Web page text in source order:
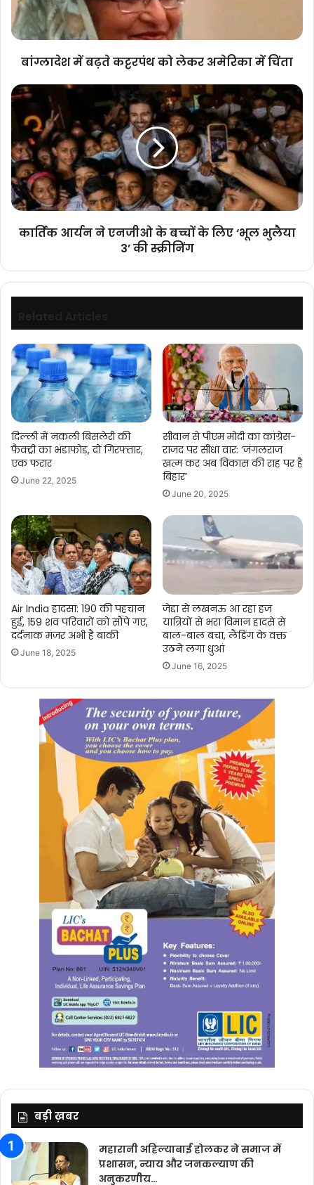
अमेरिका
में
चिंता
बांग्लादेश में बढ़ते कट्टरपंथ को लेकर अमेरिका में चिंता
कार्तिक
आर्यन
एनजीओ
के
बच्चों
के
लिए
‘भूल
कार्तिक आर्यन ने एनजीओ के बच्चों के लिए ‘भूल भुलैया
3’ की स्क्रीनिंग
दिल्ली में नकली बिसलेरी की
फैक्ट्री का भंडाफोड़, दो गिरफ्तार,
एक फरार
June 22, 2025
सीवान से पीएम मोदी का कांग्रेस-
राजद पर सीधा वार: ‘जंगलराज
खत्म कर अब विकास की राह पर है
बिहार’
June 20, 2025
Air India हादसा: 190 की पहचान
हुई, 159 शव परिवारों को सौंपे गए,
दर्दनाक मंजर अभी है बाकी
June 18, 2025
जेद्दा से लखनऊ आ रहा हज
यात्रियों से भरा विमान हादसे से
बाल-बाल बचा, लैंडिंग के वक्त
उठने लगा धुआं
June 16, 2025
बड़ी ख़बर
महारानी अहिल्याबाई होलकर ने समाज में
प्रशासन, न्याय और जनकल्याण की
अनुकरणीय…